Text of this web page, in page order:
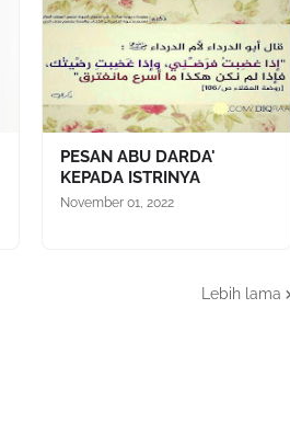
PESAN ABU DARDA'
KEPADA ISTRINYA
November 01, 2022
Lebih lama